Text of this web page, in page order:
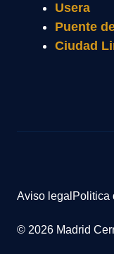
Usera
Puente
Ciudad
© 2026 Madrid
Aviso legal Politica